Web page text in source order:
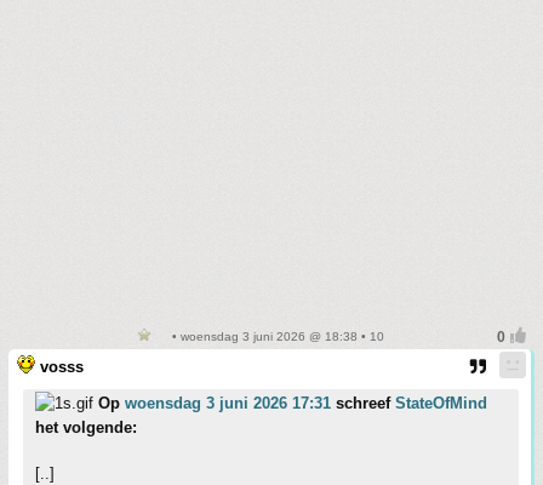
• woensdag 3 juni 2026 @ 18:38 • 10
vosss
Op woensdag 3 juni 2026 17:31 schreef StateOfMind
het volgende:
[..]